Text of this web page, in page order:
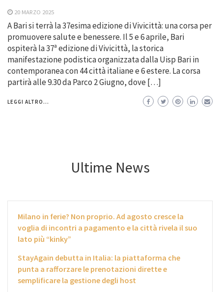
20 MARZO 2025
A Bari si terrà la 37esima edizione di Vivicittà: una corsa per
promuovere salute e benessere. Il 5 e 6 aprile, Bari
ospiterà la 37ª edizione di Vivicittà, la storica
manifestazione podistica organizzata dalla Uisp Bari in
contemporanea con 44 città italiane e 6 estere. La corsa
partirà alle 9.30 da Parco 2 Giugno, dove […]
LEGGI ALTRO...
Ultime News
Milano in ferie? Non proprio. Ad agosto cresce la
voglia di incontri a pagamento e la città rivela il suo
lato più “kinky”
StayAgain debutta in Italia: la piattaforma che
punta a rafforzare le prenotazioni dirette e
semplificare la gestione degli host